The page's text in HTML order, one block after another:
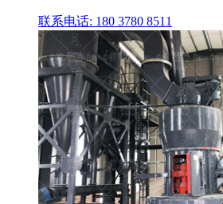
联系电话: 180 3780 8511